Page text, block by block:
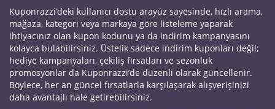
Kuponrazzi’deki kullanıcı dostu arayüz sayesinde, hızlı arama,
mağaza, kategori veya markaya göre listeleme yaparak
ihtiyacınız olan kupon kodunu ya da indirim kampanyasını
kolayca bulabilirsiniz. Üstelik sadece indirim kuponları değil;
hediye kampanyaları, çekiliş fırsatları ve sezonluk
promosyonlar da Kuponrazzi’de düzenli olarak güncellenir.
Böylece, her an güncel fırsatlarla karşılaşarak alışverişinizi
daha avantajlı hale getirebilirsiniz.